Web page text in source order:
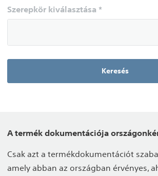
Szerepkör kiválasztása *
Keresés
A termék dokumentációja
Csak azt a termékdokumentációt
amely abban az országban érvényes,